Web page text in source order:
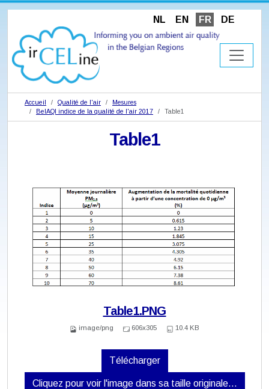
NL EN FR DE
Accueil Qualité de l'air
Mesures
BelAQI indice de la qualité de l'air 2017
Table1
Table1
Table1.PNG
image/png 606x305 10.4 KB
Télécharger
Cliquez pour voir l'image dans sa taille originale…